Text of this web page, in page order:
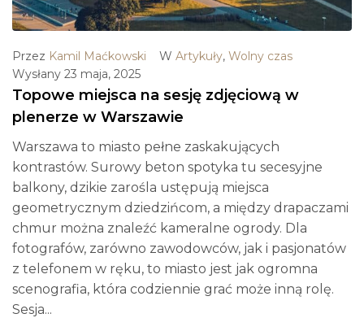
Przez Kamil Maćkowski W Artykuły, Wolny czas
Wysłany 23 maja, 2025
Topowe miejsca na sesję zdjęciową w
plenerze w Warszawie
Warszawa to miasto pełne zaskakujących
kontrastów. Surowy beton spotyka tu secesyjne
balkony, dzikie zarośla ustępują miejsca
geometrycznym dziedzińcom, a między drapaczami
chmur można znaleźć kameralne ogrody. Dla
fotografów, zarówno zawodowców, jak i pasjonatów
z telefonem w ręku, to miasto jest jak ogromna
scenografia, która codziennie grać może inną rolę.
Sesja...